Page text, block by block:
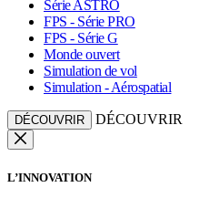
Série ASTRO
FPS - Série PRO
FPS - Série G
Monde ouvert
Simulation de vol
Simulation - Aérospatial
DÉCOUVRIR DÉCOUVRIR
L’INNOVATION